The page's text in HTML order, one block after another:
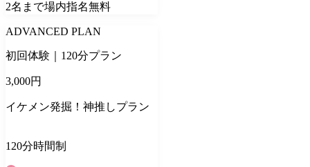
2名 まで場内指名無料
ADVANCED PLAN
初回体験｜120分プラン
3,000円
イケメン発掘！神推しプラン
120分時間制